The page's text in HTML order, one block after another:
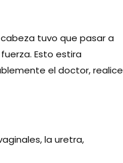
tuvo que pasar a
Esto estira
el doctor, realice
la uretra,